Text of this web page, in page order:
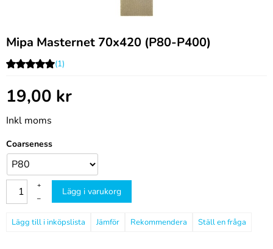
Mipa Masternet 70x420 (P80-P400)
(1)
19,00 kr
Inkl moms
Coarseness
+
–
Lägg i varukorg
Jämför Rekommendera Ställ en fråga